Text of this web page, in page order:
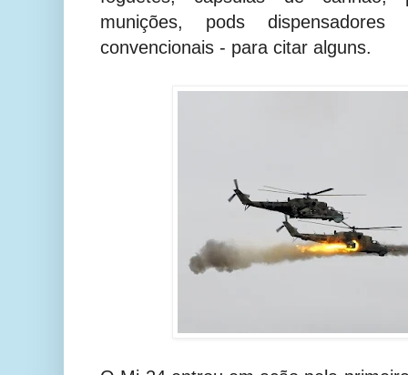
munições, pods
convencionais - para citar alguns.